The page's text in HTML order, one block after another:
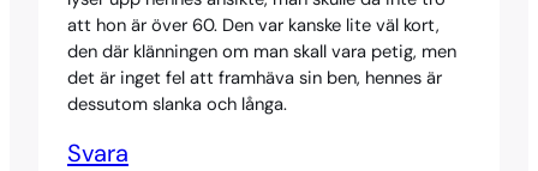
att hon är över 60. Den var kanske lite väl kort,
den där klänningen om man skall vara petig, men
det är inget fel att framhäva sin ben, hennes är
dessutom slanka och långa.
Svara